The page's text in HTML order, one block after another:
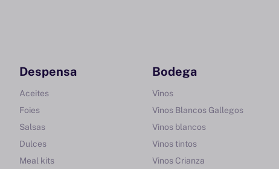
Despensa
Aceites
Foies
Salsas
Dulces
Meal kits
Bodega
Vinos
Vinos Blancos Gallegos
Vinos blancos
Vinos tintos
Vinos Crianza